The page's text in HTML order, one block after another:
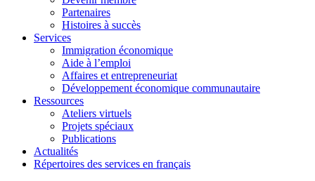
Partenaires
Histoires à succès
Services
Immigration économique
Aide à l’emploi
Affaires et entrepreneuriat
Développement économique communautaire
Ressources
Ateliers virtuels
Projets spéciaux
Publications
Actualités
Répertoires des services en français